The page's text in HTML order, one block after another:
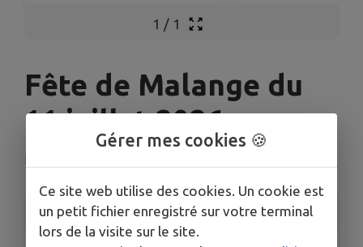
1 / 1
Fête de Malange du
11 juillet 2026
INFORMATIONS PRATIQUES
Gérer mes cookies 🍪
Ce site web utilise des cookies. Un cookie est
un petit fichier enregistré sur votre terminal
lors de la visite sur le site.